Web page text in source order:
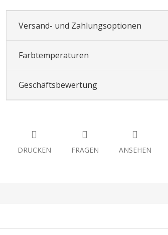
Versand- und Zahlungsoptionen
Farbtemperaturen
Geschäftsbewertung
DRUCKEN FRAGEN ANSEHEN